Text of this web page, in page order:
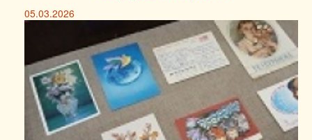
05.03.2026